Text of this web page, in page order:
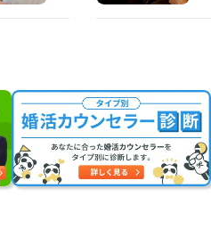
を
見
つ
け
る
の
安
心
は
両